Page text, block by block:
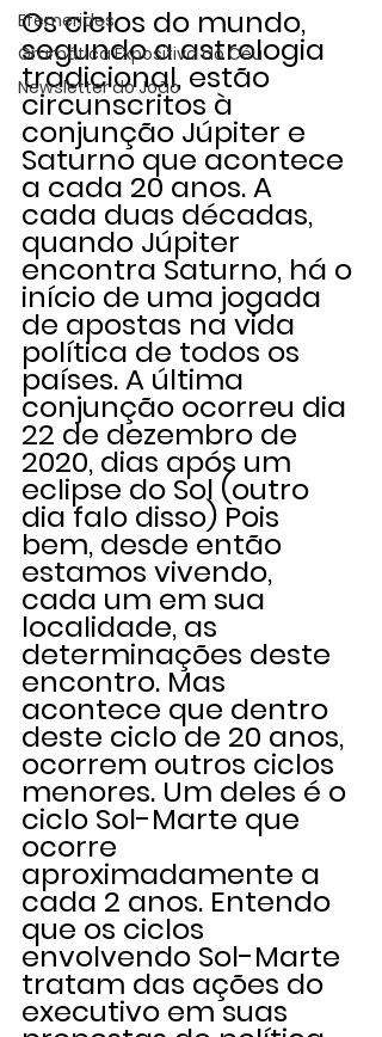
Efemerides
Gramática Expositiva do Céu
Newsletter do João
Os ciclos do mundo,
segundo a astrologia
tradicional, estão
circunscritos à
conjunção Júpiter e
Saturno que acontece
a cada 20 anos. A
cada duas décadas,
quando Júpiter
encontra Saturno, há o
início de uma jogada
de apostas na vida
política de todos os
países. A última
conjunção ocorreu dia
22 de dezembro de
2020, dias após um
eclipse do Sol (outro
dia falo disso) Pois
bem, desde então
estamos vivendo,
cada um em sua
localidade, as
determinações deste
encontro. Mas
acontece que dentro
deste ciclo de 20 anos,
ocorrem outros ciclos
menores. Um deles é o
ciclo Sol-Marte que
ocorre
aproximadamente a
cada 2 anos. Entendo
que os ciclos
envolvendo Sol-Marte
tratam das ações do
executivo em suas